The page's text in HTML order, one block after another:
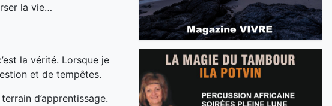
la vie…
la vérité. Lorsque je
et de tempêtes.
d’apprentissage.